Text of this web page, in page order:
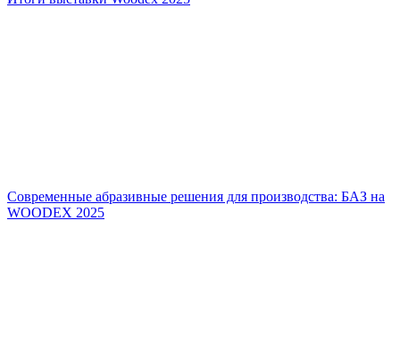
Современные абразивные решения для производства: БАЗ на
WOODEX 2025